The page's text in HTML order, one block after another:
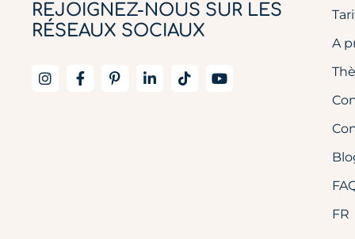
REJOIGNEZ-NOUS SUR LES
RÉSEAUX SOCIAUX
A
FR